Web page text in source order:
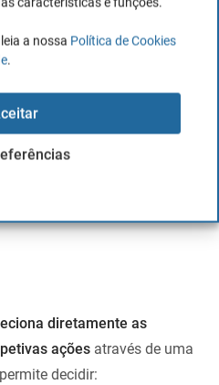
a nossa Política de Cookies
.
de investimento em
da estratégia, era
diretamente as
ações através de uma
decidir: